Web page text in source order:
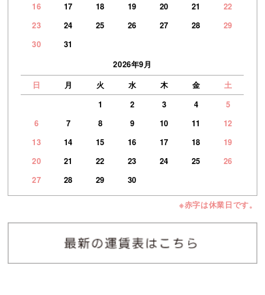
16
17 18 19 20 21
22
23
24 25 26 27 28
29
30
31
2026年9月
日
月 火 水 木 金
土
1
2 3 4
5
6
7 8 9 10 11
12
13
14 15 16 17 18
19
20
21 22 23 24 25
26
27
28 29 30
※赤字は休業日です。